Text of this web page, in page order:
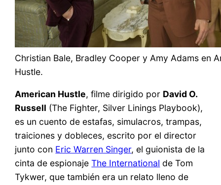
Christian Bale, Bradley Cooper y Amy Adams en
Hustle.
American Hustle, filme dirigido por David O.
Russell (The Fighter, Silver Linings Playbook),
es un cuento de estafas, simulacros, trampas,
traiciones y dobleces, escrito por el director
junto con Eric Warren Singer, el guionista de la
cinta de espionajeThe International de Tom
Tykwer, que también era un relato lleno de